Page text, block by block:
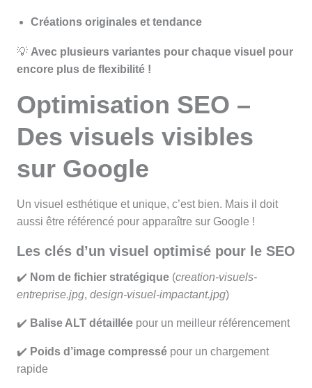
Créations originales et tendance
💡 Avec plusieurs variantes pour chaque visuel pour
encore plus de flexibilité !
Optimisation SEO –
Des visuels visibles
sur Google
Un visuel esthétique et unique, c’est bien. Mais il doit
aussi être référencé pour apparaître sur Google !
Les clés d’un visuel optimisé pour le SEO
✔️ Nom de fichier stratégique (creation-visuels-
entreprise.jpg, design-visuel-impactant.jpg)
✔️ Balise ALT détaillée pour un meilleur référencement
✔️ Poids d’image compressé pour un chargement
rapide